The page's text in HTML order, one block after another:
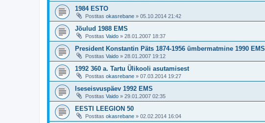
1984 ESTO
Postitas okasrebane » 05.10.2014 21:42
Jõulud 1988 EMS
Postitas Vaido » 28.01.2007 18:37
President Konstantin Päts 1874-1956 ümbermatmine 1990 EMS
Postitas Vaido » 28.01.2007 19:12
1992 360 a. Tartu Ülikooli asutamisest
Postitas okasrebane » 07.03.2014 19:27
Iseseisvuspäev 1992 EMS
Postitas Vaido » 29.01.2007 02:35
EESTI LEEGION 50
Postitas okasrebane » 02.02.2014 16:04